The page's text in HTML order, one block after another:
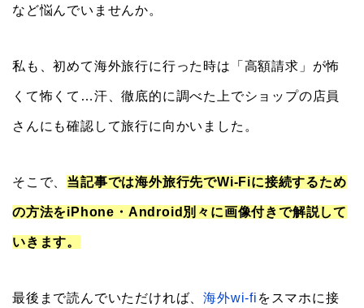
など悩んでいませんか。
私も、初めて海外旅行に行った時は「高額請求」が怖
くて怖くて…汗、徹底的に調べた上でショップの店員
さんにも確認して旅行に向かいました。
そこで、 当記事では海外旅行先でWi-Fiに接続するため
の方法をiPhone・Android別々に画像付きで解説して
いきます。
最後まで読んでいただければ、海外wi-fi をスマホに接